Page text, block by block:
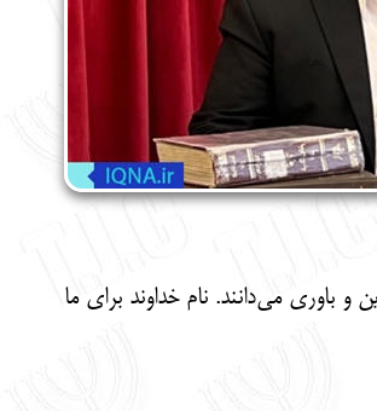
باوری می‌دانند. نام خداوند برای ما